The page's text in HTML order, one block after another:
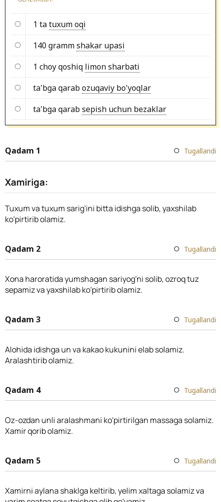
1 tatuxum oqi
140 grammshakar upasi
1 choy qoshiq limon sharbati
ta'bga qarabozuqaviy bo'yoqlar
ta'bga qarabsepish uchun bezaklar
Qadam 1 Tugallandi
Xamiriga:
Tuxum va tuxum sarig'ini bitta idishga solib, yaxshilab
ko'pirtirib olamiz.
Qadam 2 Tugallandi
Xona haroratida yumshagan sariyog'ni solib, ozroq tuz
sepamiz va yaxshilab ko'pirtirib olamiz.
Qadam 3 Tugallandi
Alohida idishga un va kakao kukunini elab solamiz.
Aralashtirib olamiz.
Qadam 4 Tugallandi
Oz-ozdan unli aralashmani ko'pirtirilgan massaga solamiz.
Xamir qorib olamiz.
Qadam 5 Tugallandi
Xamirni aylana shaklga keltirib, yelim xaltaga solamiz va